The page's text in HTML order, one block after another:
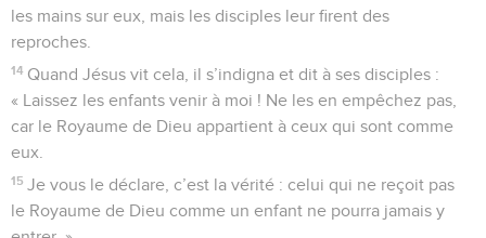
les mains sur eux, mais les disciples leur firent des
reproches.
14 Quand Jésus vit cela, il s’indigna et dit à ses disciples :
« Laissez les enfants venir à moi ! Ne les en empêchez pas,
car le Royaume de Dieu appartient à ceux qui sont comme
eux.
15 Je vous le déclare, c’est la vérité : celui qui ne reçoit pas
le Royaume de Dieu comme un enfant ne pourra jamais y